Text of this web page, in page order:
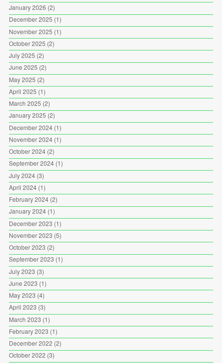
January 2026 (2)
December 2025 (1)
November 2025 (1)
October 2025 (2)
July 2025 (2)
June 2025 (2)
May 2025 (2)
April 2025 (1)
March 2025 (2)
January 2025 (2)
December 2024(1)
November 2024(1)
October 2024(2)
September 2024(1)
July 2024(3)
April 2024(1)
February 2024(2)
January 2024(1)
December 2023 (1)
November 2023 (5)
October 2023 (2)
September 2023 (1)
July 2023 (3)
June 2023 (1)
May 2023 (4)
April 2023 (3)
March 2023 (1)
February 2023 (1)
December 2022 (2)
October 2022 (3)